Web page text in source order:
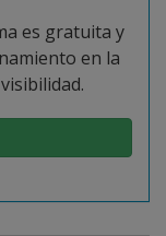
es gratuita y
en la